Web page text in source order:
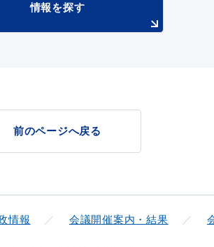
出会い応援（はまだ暮らし）
お問い合わせ
情報を探す
前のページへ戻る
情報 会議開催案内・結果